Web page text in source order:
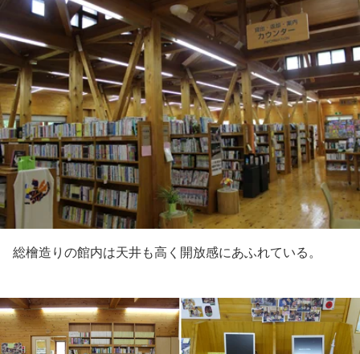
総檜造りの館内は天井も高く開放感にあふれている。